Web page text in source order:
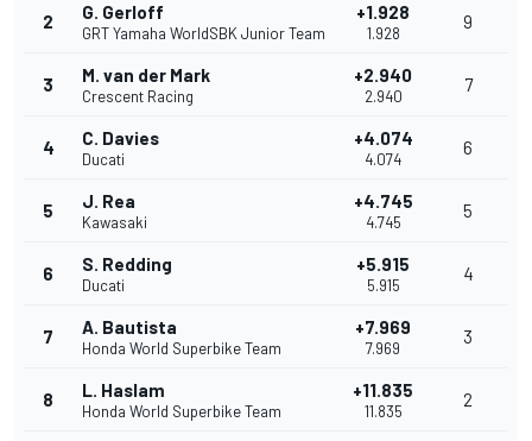
2 G. Gerloff
GRT Yamaha WorldSBK Junior Team
+1.928
1.928
9
3 M. van der Mark
Crescent Racing
+2.940
2.940
7
4 C. Davies
Ducati
+4.074
4.074
6
5 J. Rea
Kawasaki
+4.745
4.745
5
6 S. Redding
Ducati
+5.915
5.915
4
7 A. Bautista
Honda World Superbike Team
+7.969
7.969
3
8 L. Haslam
Honda World Superbike Team
+11.835
11.835
2